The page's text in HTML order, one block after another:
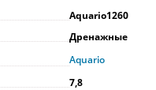
Aquario1260
Дренажные
Aquario
7,8